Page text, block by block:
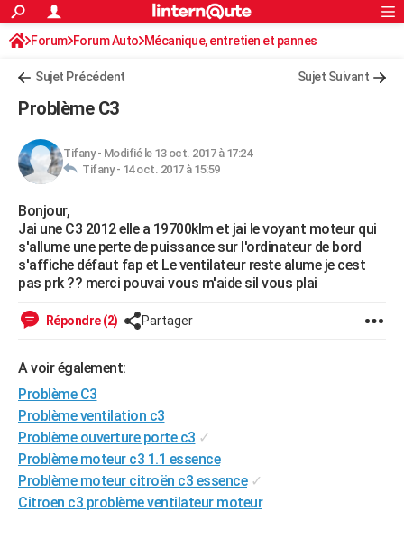
ACTUALITÉS
Politique
Société
Faits Divers
Education
Monde
Villes
+
Retraite
Impôts
Epargne
Immobilier
Risques naturels par ville
Banque
Assurance
Crédit
AUTO
HIGH-TECH
Mobiles
Meilleur smartphone
Internet
Ordinateurs
Jeux vidéo
Guide high-tech
+BRICOLAGE
Forum
Aménagement intérieur
Extérieur
Cuisine
Salle de bains
Jardinage
Rangement
WEEK-END
Guides de France
Escapades
Patrimoine
Expositions
Musées
Week-end nature
LIFESTYLE
Alimentation
Guide de la santé
Maladies
Médicaments
Sommeil
VOYAGE
Destinations
City break
Voyage nature
Voyage de noces
Forum
Climat
+PHOTO
GUIDES D'ACHAT
BONS PLANS
Rechercher
S'inscrire
Connexion
Forum Forum Auto Mécanique, entretien et pannes
Sujet Précédent Sujet Suivant
Problème C3
Tifany- Modifié le 13 oct. 2017 à 17:24
Tifany - 14 oct. 2017 à 15:59
Bonjour,
Jai une C3 2012 elle a 19700klm et jai le voyant moteur qui
s'allume une perte de puissance sur l'ordinateur de bord
s'affiche défaut fap et Le ventilateur reste alume je cest
pas prk ?? merci pouvai vous m'aide sil vous plai
Répondre (2) Partager
A voir également:
Problème C3
Problème ventilation c3
Problème ouverture porte c3 ✓
Problème moteur c3 1.1 essence
Problème moteur citroën c3 essence ✓
Citroen c3 problème ventilateur moteur